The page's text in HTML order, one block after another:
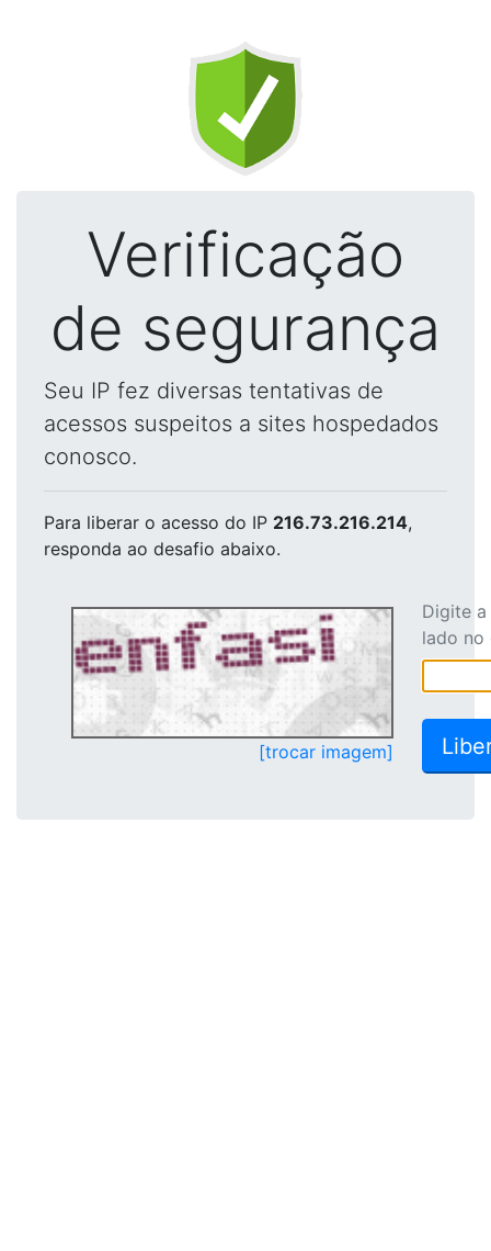
Verificação
de segurança
Seu IP fez diversas tentativas de
acessos suspeitos a sites hospedados
conosco.
Para liberar o acesso do IP 216.73.216.214,
responda ao desafio abaixo.
[trocar imagem]
Digite
lado no